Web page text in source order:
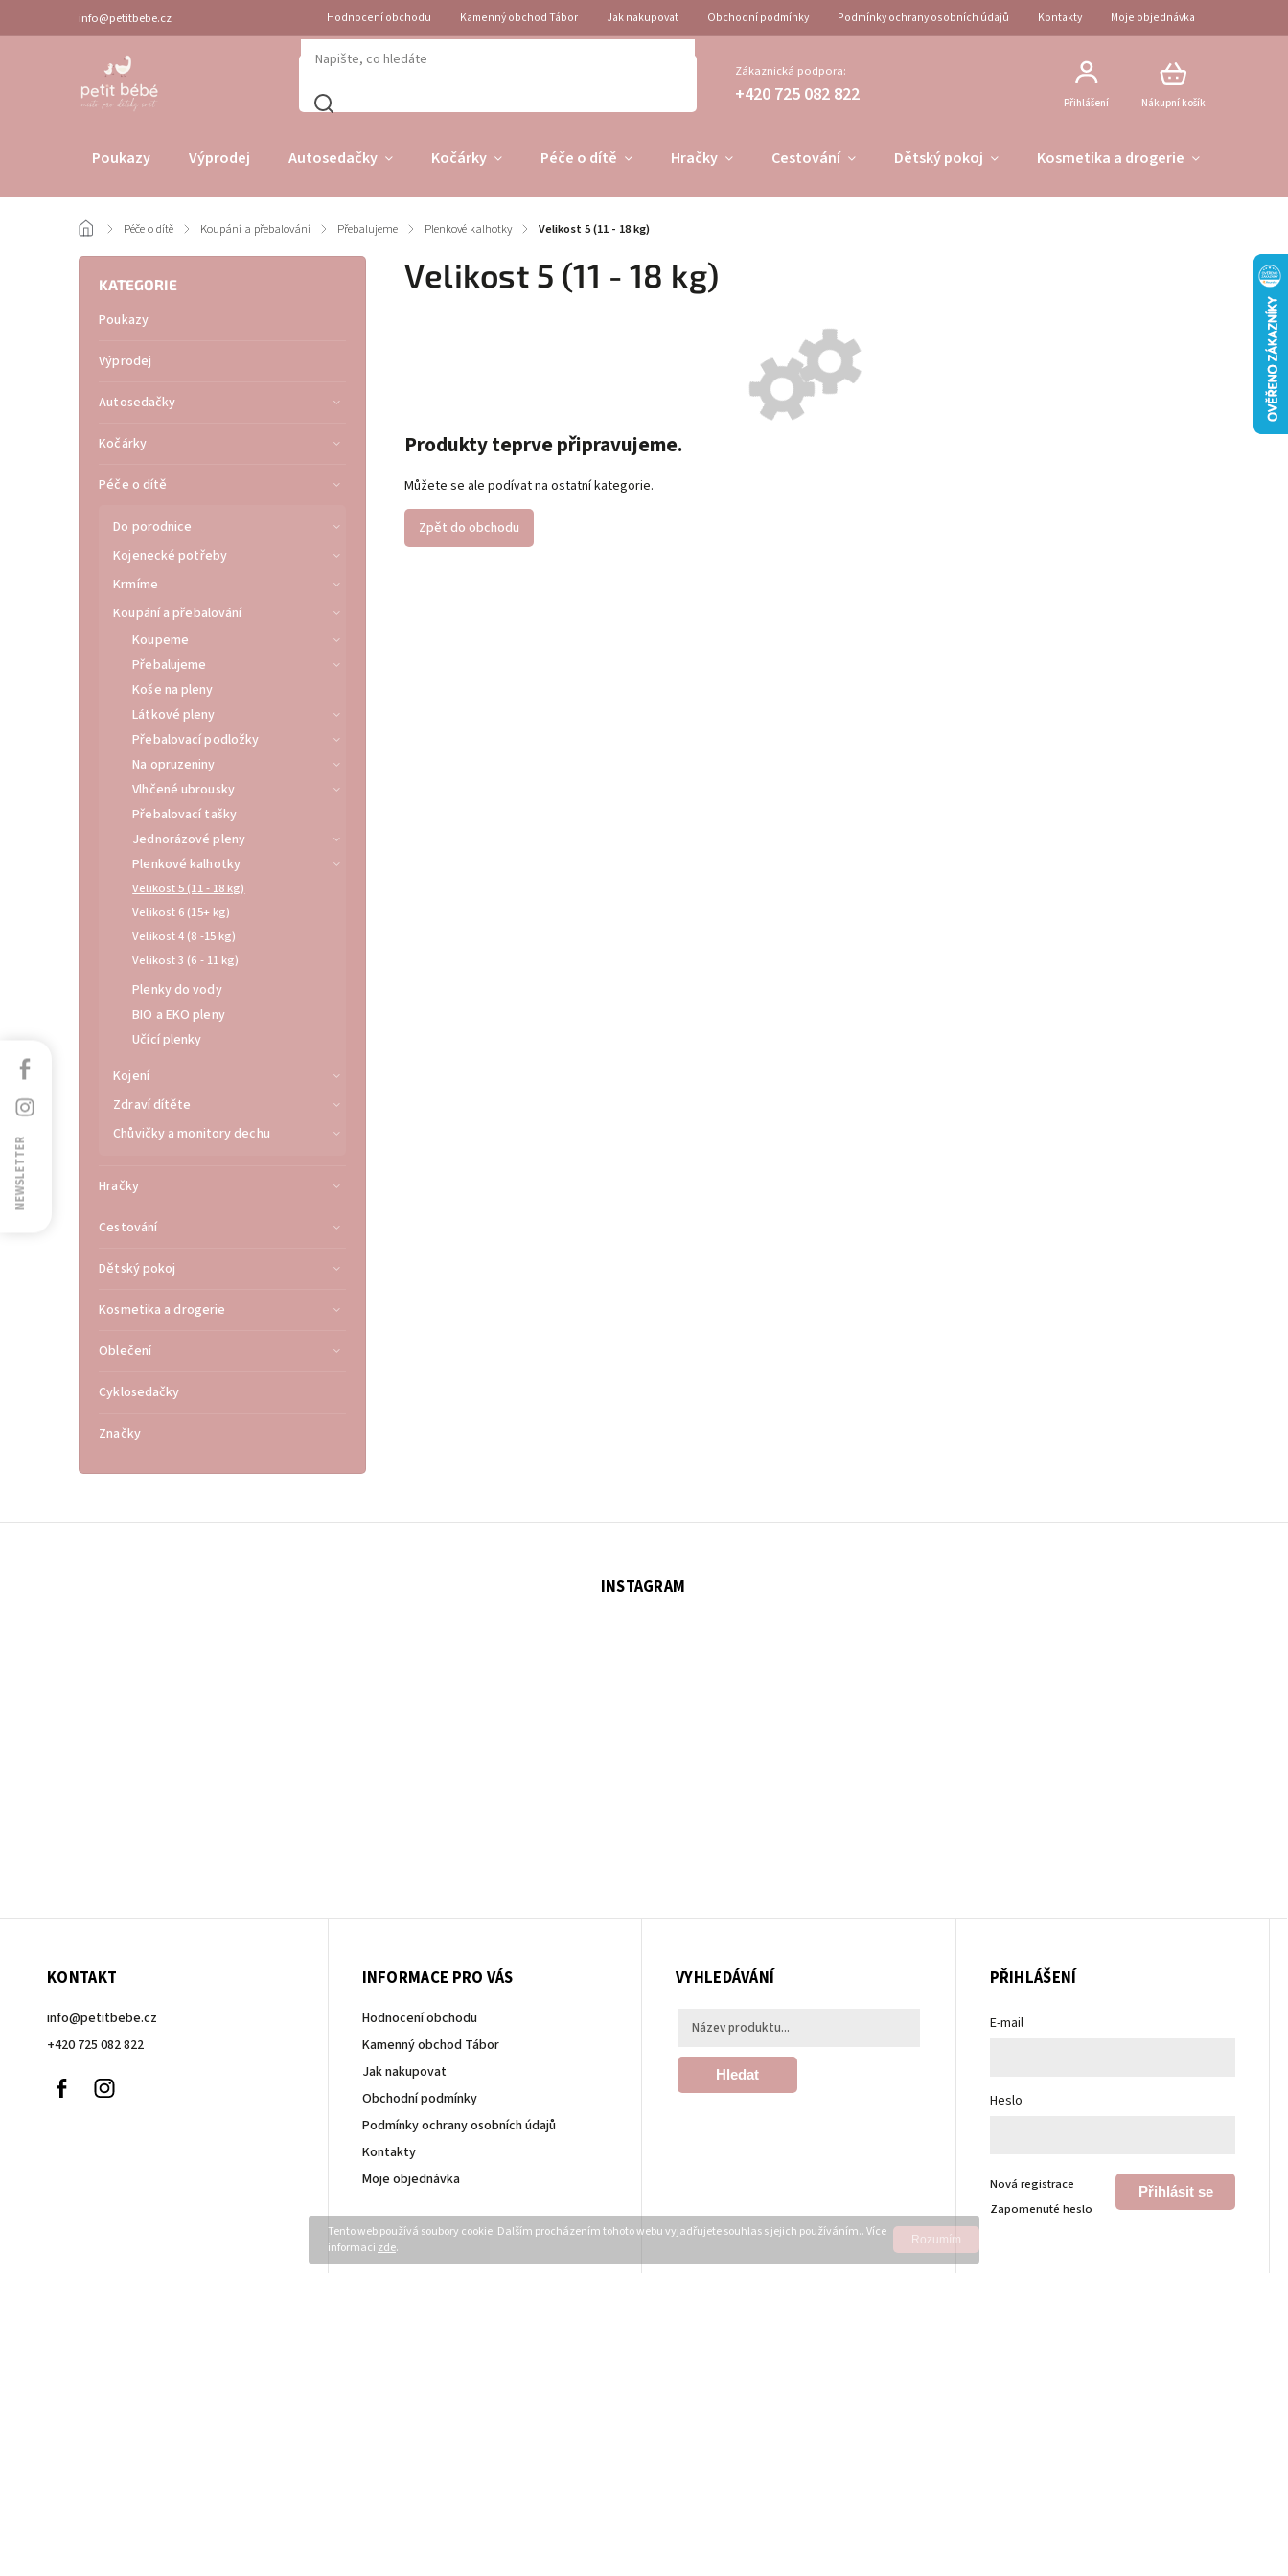
Tento web používá soubory cookie. Dalším procházením tohoto webu vyjadřujete souhlas s jejich používáním.. Více
informacízde. Rozumím
info@petitbebe.cz Hodnocení obchodu Kamenný obchod Tábor Jak nakupovat Obchodní podmínky Podmínky ochrany osobních údajů Kontakty Moje objednávka
Zákaznická podpora:
+420 725 082 822 Nákupní košík
Přihlášení
Poukazy Výprodej Autosedačky Kočárky Péče o dítě Hračky Cestování Dětský pokoj Kosmetika a drogerie
/ Péče o dítě / Koupání a přebalování / Přebalujeme / Plenkové kalhotky / Velikost 5 (11 - 18 kg)
KATEGORIE
Poukazy
Výprodej
Autosedačky
Kočárky
Péče o dítě
Do porodnice
Kojenecké potřeby
Krmíme
Koupání a přebalování
Koupeme
Přebalujeme
Koše na pleny
Látkové pleny
Přebalovací podložky
Na opruzeniny
Vlhčené ubrousky
Přebalovací tašky
Jednorázové pleny
Plenkové kalhotky
Velikost 5 (11 - 18 kg)
Velikost 6 (15+ kg)
Velikost 4 (8 -15 kg)
Velikost 3 (6 - 11 kg)
Plenky do vody
BIO a EKO pleny
Učící plenky
Kojení
Zdraví dítěte
Chůvičky a monitory dechu
Hračky
Cestování
Dětský pokoj
Kosmetika a drogerie
Oblečení
Cyklosedačky
Značky
Velikost 5 (11 - 18 kg)
Produkty teprve připravujeme.
Můžete se ale podívat na ostatní kategorie.
Zpět do obchodu
KONTAKT
info@petitbebe.cz
+420 725 082 822
Facebook
INFORMACE PRO VÁS
Hodnocení obchodu
Kamenný obchod Tábor
Jak nakupovat
Obchodní podmínky
Podmínky ochrany osobních údajů
Kontakty
Moje objednávka
VYHLEDÁVÁNÍ
Hledat
PŘIHLÁŠENÍ
E-mail
Heslo
Přihlásit se
Nová registrace
Zapomenuté heslo
INSTAGRAM
NEWSLETTER